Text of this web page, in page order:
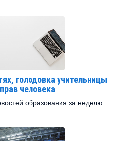
голодовка учительницы
человека
образования за неделю.